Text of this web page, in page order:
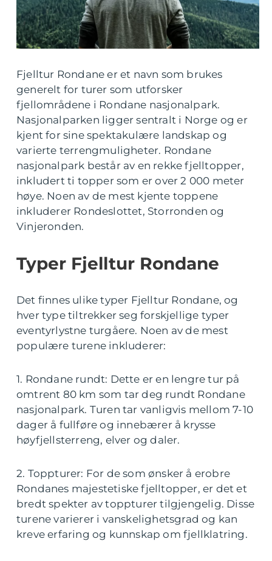
Fjelltur Rondane er et navn som brukes
generelt for turer som utforsker
fjellområdene i Rondane nasjonalpark.
Nasjonalparken ligger sentralt i Norge og er
kjent for sine spektakulære landskap og
varierte terrengmuligheter. Rondane
nasjonalpark består av en rekke fjelltopper,
inkludert ti topper som er over 2 000 meter
høye. Noen av de mest kjente toppene
inkluderer Rondeslottet, Storronden og
Vinjeronden.
Typer Fjelltur Rondane
Det finnes ulike typer Fjelltur Rondane, og
hver type tiltrekker seg forskjellige typer
eventyrlystne turgåere. Noen av de mest
populære turene inkluderer:
1. Rondane rundt: Dette er en lengre tur på
omtrent 80 km som tar deg rundt Rondane
nasjonalpark. Turen tar vanligvis mellom 7-10
dager å fullføre og innebærer å krysse
høyfjellsterreng, elver og daler.
2. Toppturer: For de som ønsker å erobre
Rondanes majestetiske fjelltopper, er det et
bredt spekter av toppturer tilgjengelig. Disse
turene varierer i vanskelighetsgrad og kan
kreve erfaring og kunnskap om fjellklatring.